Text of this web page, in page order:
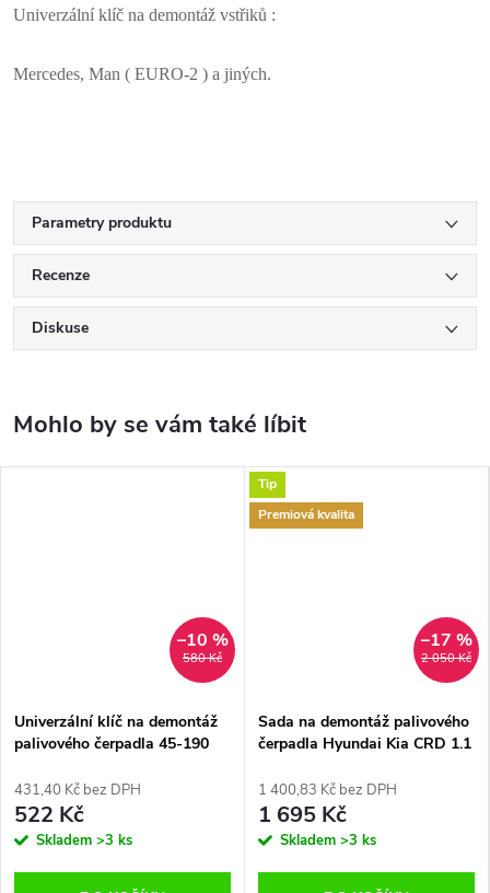
Univerzální klíč na demontáž vstřiků :
Mercedes, Man ( EURO-2 ) a jiných.
Parametry produktu
Recenze
Diskuse
580 Kč
–10 %
Univerzální klíč na demontáž
palivového čerpadla 45-190
431,40 Kč bez DPH
522 Kč
Skladem >3 ks
Tip
Premiová kvalita
2 050 Kč
–17 %
Sada na demontáž palivového
čerpadla Hyundai Kia CRD 1.1
1 400,83 Kč bez DPH
1 695 Kč
Skladem >3 ks